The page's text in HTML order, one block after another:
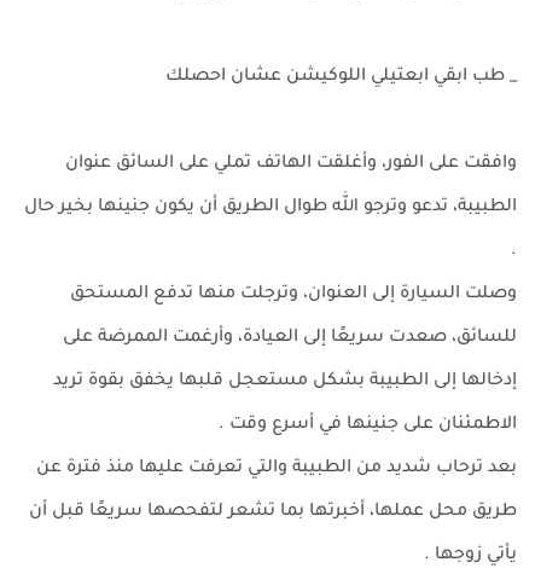
_ طب ابقي ابعتيلي اللوكيشن عشان احصلك
وافقت على الفور، وأغلقت الهاتف تملي على السائق عنوان
الطبيبة، تدعو وترجو الله طوال الطريق أن يكون جنينها بخير حال
.
وصلت السيارة إلى العنوان، وترجلت منها تدفع المستحق
للسائق، صعدت سريعًا إلى العيادة، وأرغمت الممرضة على
إدخالها إلى الطبيبة بشكل مستعجل قلبها يخفق بقوة تريد
الاطمئنان على جنينها في أسرع وقت .
بعد ترحاب شديد من الطبيبة والتي تعرفت عليها منذ فترة عن
طريق محل عملها، أخبرتها بما تشعر لتفحصها سريعًا قبل أن
يأتي زوجها .